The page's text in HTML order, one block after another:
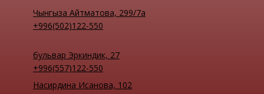
Чынгыза Айтматова, 299/7а
+996(502)122-550
бульвар Эркиндик, 27
+996(557)122-550
Насирдина Исанова, 102